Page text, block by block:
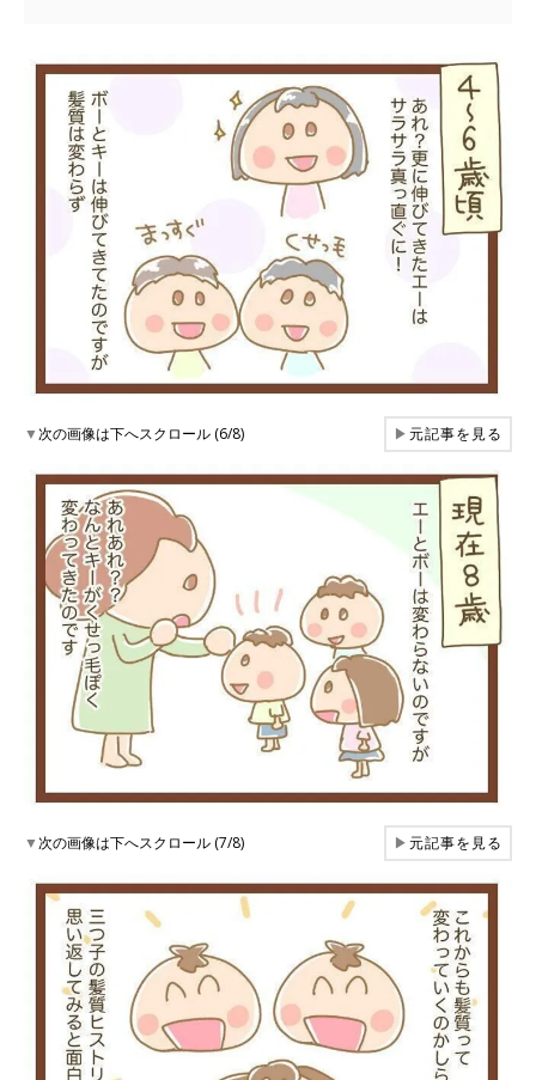
▼次の画像は下へスクロール (6/8) ▶元記事を見る
▼次の画像は下へスクロール (7/8) ▶元記事を見る